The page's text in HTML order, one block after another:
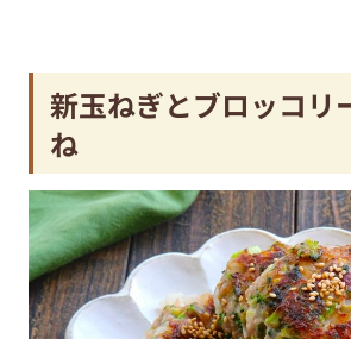
新玉ねぎとブロッコリ
ね